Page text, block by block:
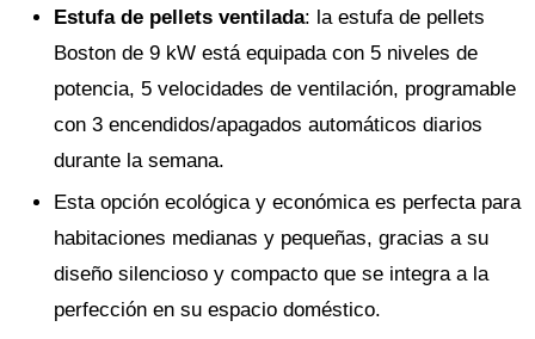
Estufa de pellets ventilada: la estufa de pellets
Boston de 9 kW está equipada con 5 niveles de
potencia, 5 velocidades de ventilación, programable
con 3 encendidos/apagados automáticos diarios
durante la semana.
Esta opción ecológica y económica es perfecta para
habitaciones medianas y pequeñas, gracias a su
diseño silencioso y compacto que se integra a la
perfección en su espacio doméstico.